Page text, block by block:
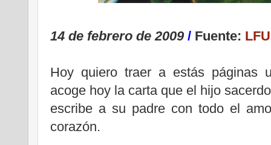
14 de febrero de 2009 / Fuente: LFU
Hoy quiero traer a estás páginas
acoge hoy la carta que el hijo
escribe a su padre con todo el
corazón.